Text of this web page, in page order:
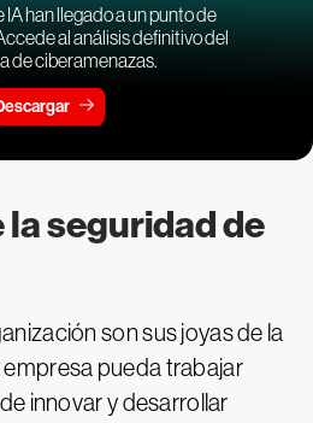
han llegado a un punto de
al análisis definitivo del
de ciberamenazas.
la seguridad de
son sus joyas de la
pueda trabajar
innovar y desarrollar